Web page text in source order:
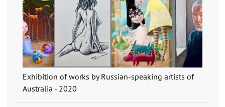
Exhibition of works by Russian-speaking artists of
Australia - 2020